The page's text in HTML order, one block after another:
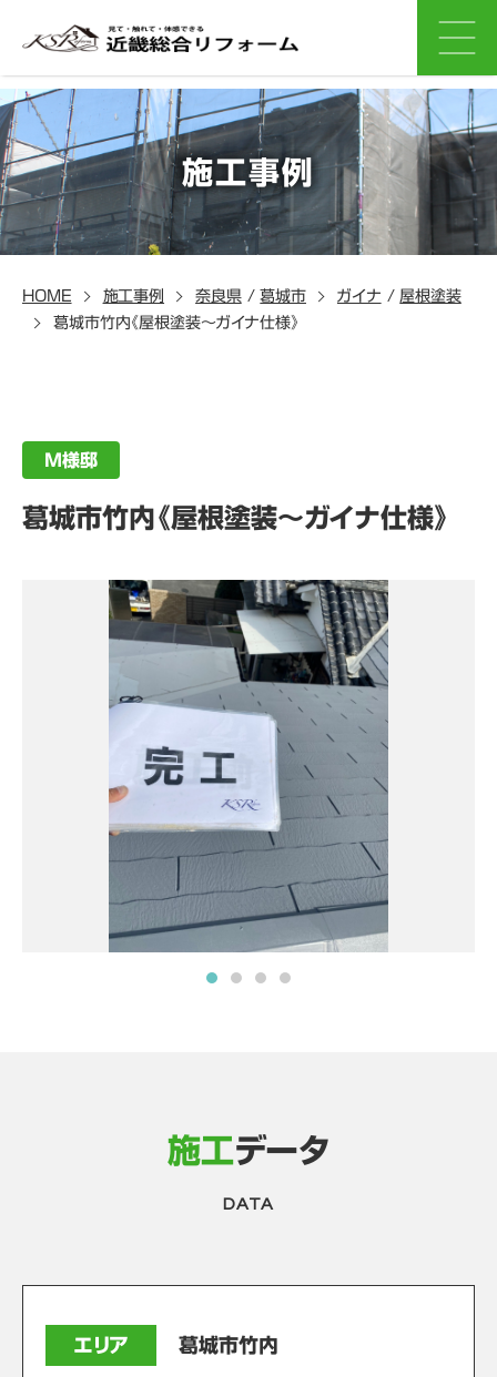
施工事例
HOME 施工事例 奈良県/葛城市 ガイナ / 屋根塗装
葛城市竹内《屋根塗装～ガイナ仕様》
M様邸
葛城市竹内《屋根塗装～ガイナ仕様》
施工データ
DATA
エリア 葛城市竹内